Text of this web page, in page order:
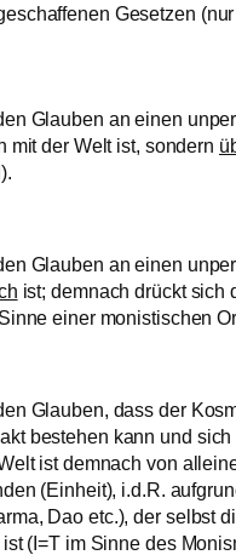
Gesetzen
Glauben an einen
mit der Welt ist, sondern
Glauben an einen
ist; demnach drückt sich
einer monistischen
Glauben, dass der
bestehen kann und
ist demnach von
(Einheit), i.d.R.
Dao etc.), der selbst
(I=T im Sinne des